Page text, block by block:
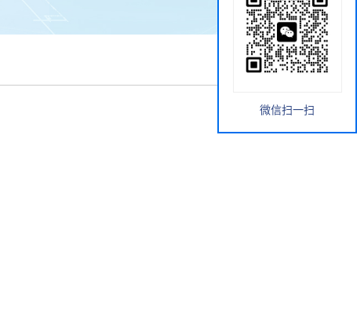
微信扫一扫